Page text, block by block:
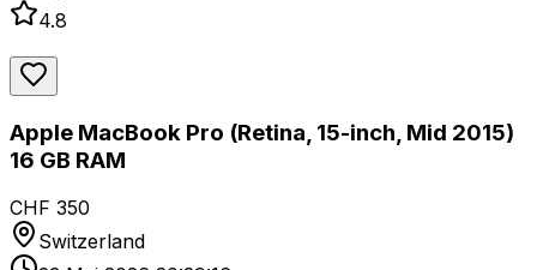
4.8
Apple MacBook Pro (Retina, 15-inch, Mid 2015)
16 GB RAM
CHF 350
Switzerland